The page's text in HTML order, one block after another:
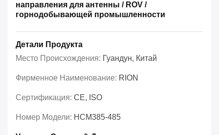
направления для антенны / ROV /
горнодобывающей промышленности
Детали Продукта
Место Происхождения: Гуандун, Китай
Фирменное Наименование: RION
Сертификация: CE, ISO
Номер Модели: HCM385-485